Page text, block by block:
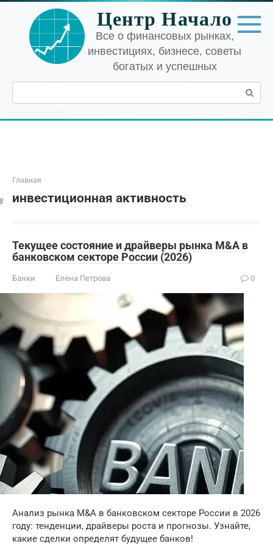
Перейти
контенту
Центр Начало
Все о финансовых рынках,
инвестициях, бизнесе, советы
богатых и успешных
Поиск:
Главная
инвестиционная активность
Текущее состояние и драйверы рынка M&A в
банковском секторе России (2026)
Банки Елена Петрова 0
Анализ рынка M&A в банковском секторе России в 2026
году: тенденции, драйверы роста и прогнозы. Узнайте,
какие сделки определят будущее банков!